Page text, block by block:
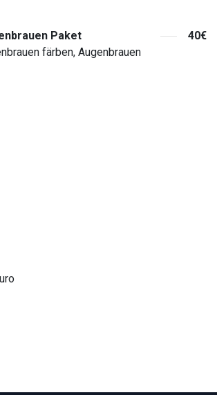
Paket
färben, Augenbrauen
40€